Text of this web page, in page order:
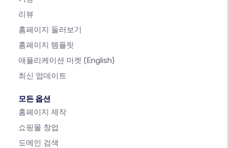
리뷰
홈페이지 둘러보기
홈페이지 템플릿
애플리케이션 마켓 (English)
최신 업데이트
모든 옵션
홈페이지 제작
쇼핑몰 창업
도메인 검색